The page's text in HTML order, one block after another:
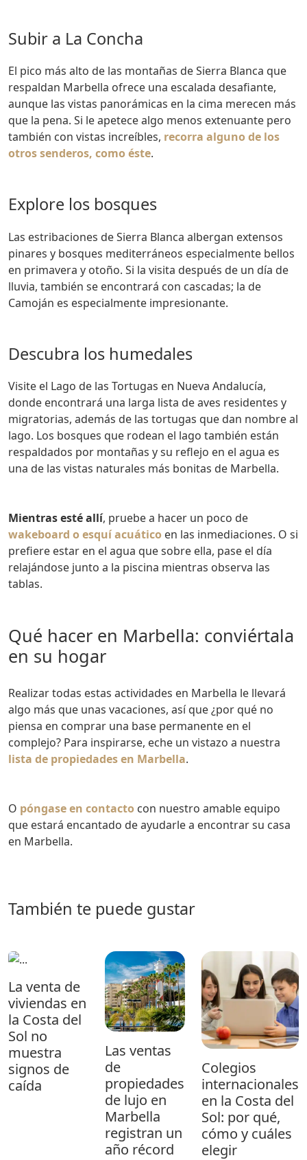
Subir a La Concha
El pico más alto de las montañas de Sierra Blanca que
respaldan Marbella ofrece una escalada desafiante,
aunque las vistas panorámicas en la cima merecen más
que la pena. Si le apetece algo menos extenuante pero
también con vistas increíbles, recorra alguno de los
otros senderos, como éste.
Explore los bosques
Las estribaciones de Sierra Blanca albergan extensos
pinares y bosques mediterráneos especialmente bellos
en primavera y otoño. Si la visita después de un día de
lluvia, también se encontrará con cascadas; la de
Camoján es especialmente impresionante.
Descubra los humedales
Visite el Lago de las Tortugas en Nueva Andalucía,
donde encontrará una larga lista de aves residentes y
migratorias, además de las tortugas que dan nombre al
lago. Los bosques que rodean el lago también están
respaldados por montañas y su reflejo en el agua es
una de las vistas naturales más bonitas de Marbella.
Mientras esté allí, pruebe a hacer un poco de
wakeboard o esquí acuático en las inmediaciones. O si
prefiere estar en el agua que sobre ella, pase el día
relajándose junto a la piscina mientras observa las
tablas.
Qué hacer en Marbella: conviértala
en su hogar
Realizar todas estas actividades en Marbella le llevará
algo más que unas vacaciones, así que ¿por qué no
piensa en comprar una base permanente en el
complejo? Para inspirarse, eche un vistazo a nuestra
lista de propiedades en Marbella.
póngase en contacto con nuestro amable equipo
que estará encantado de ayudarle a encontrar su casa
en Marbella.
también te puede gustar
La venta de
viviendas en
la Costa del
Sol no
muestra
signos de
caída
Las ventas
de
propiedades
de lujo en
Marbella
registran un
año récord
Colegios
internacionales
en la Costa del
Sol: por qué,
cómo y cuáles
elegir